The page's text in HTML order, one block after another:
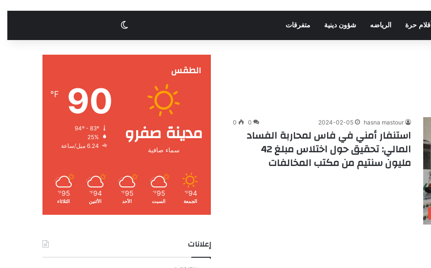
أقلام حرة الرياضه شؤون دينية متفرقات الوضع المظلم
hasna mastour
2024-02-05
0
0
استنفار أمني في فاس لمحاربة الفساد
المالي: تحقيق حول اختلاس مبلغ 42
مليون سنتيم من مكتب المخالفات
الطقس
مدينة صفرو
سماء صافية
90
℉
25%
6.24 ميل/ساعة
94
℉
الجمعة
95
℉
السبت
95
℉
الأحد
94
℉
الأثنين
95
℉
الثلاثاء
إعلانات